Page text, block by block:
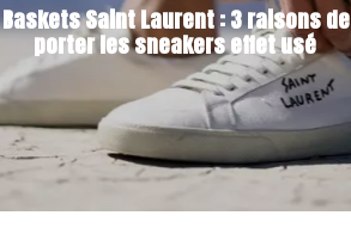
Baskets Saint Laurent : 3 raisons de
porter les sneakers effet usé